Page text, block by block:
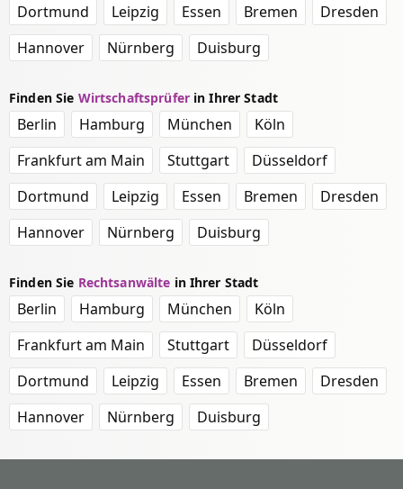
Dortmund
Leipzig Essen Bremen
Dresden
Hannover
Nürnberg Duisburg
Finden Sie Wirtschaftsprüferin Ihrer Stadt
Berlin Hamburg München
Köln
Frankfurt am Main
Stuttgart
Düsseldorf
Dortmund
Leipzig Essen Bremen
Dresden
Hannover
Nürnberg Duisburg
Finden Sie Rechtsanwälte in Ihrer Stadt
Berlin Hamburg München
Köln
Frankfurt am Main
Stuttgart
Düsseldorf
Dortmund
Leipzig Essen Bremen
Dresden
Hannover
Nürnberg Duisburg